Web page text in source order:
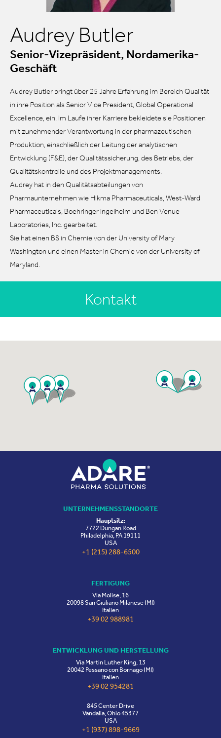
Audrey Butler
Senior-Vizepräsident, Nordamerika-
Geschäft
Audrey Butler bringt über 25 Jahre Erfahrung im Bereich Qualität
in ihre Position als Senior Vice President, Global Operational
Excellence, ein. Im Laufe ihrer Karriere bekleidete sie Positionen
mit zunehmender Verantwortung in der pharmazeutischen
Produktion, einschließlich der Leitung der analytischen
Entwicklung (F&E), der Qualitätssicherung, des Betriebs, der
Qualitätskontrolle und des Projektmanagements.
Audrey hat in den Qualitätsabteilungen von
Pharmaunternehmen wie Hikma Pharmaceuticals, West-Ward
Pharmaceuticals, Boehringer Ingelheim und Ben Venue
Laboratories, Inc. gearbeitet.
Sie hat einen BS in Chemie von der University of Mary
Washington und einen Master in Chemie von der University of
Maryland.
Kontakt
UNTERNEHMENSSTANDORTE
Hauptsitz:
7722 Dungan Road
Philadelphia, PA 19111
USA
+1 (215) 288-6500
FERTIGUNG
Via Molise, 16
20098 San Giuliano Milanese (MI)
Italien
+39 02 988981
ENTWICKLUNG UND HERSTELLUNG
Via Martin Luther King, 13
20042 Pessano con Bornago (MI)
Italien
+39 02 954281
845 Center Drive
Vandalia, Ohio 45377
USA
+1 (937) 898-9669